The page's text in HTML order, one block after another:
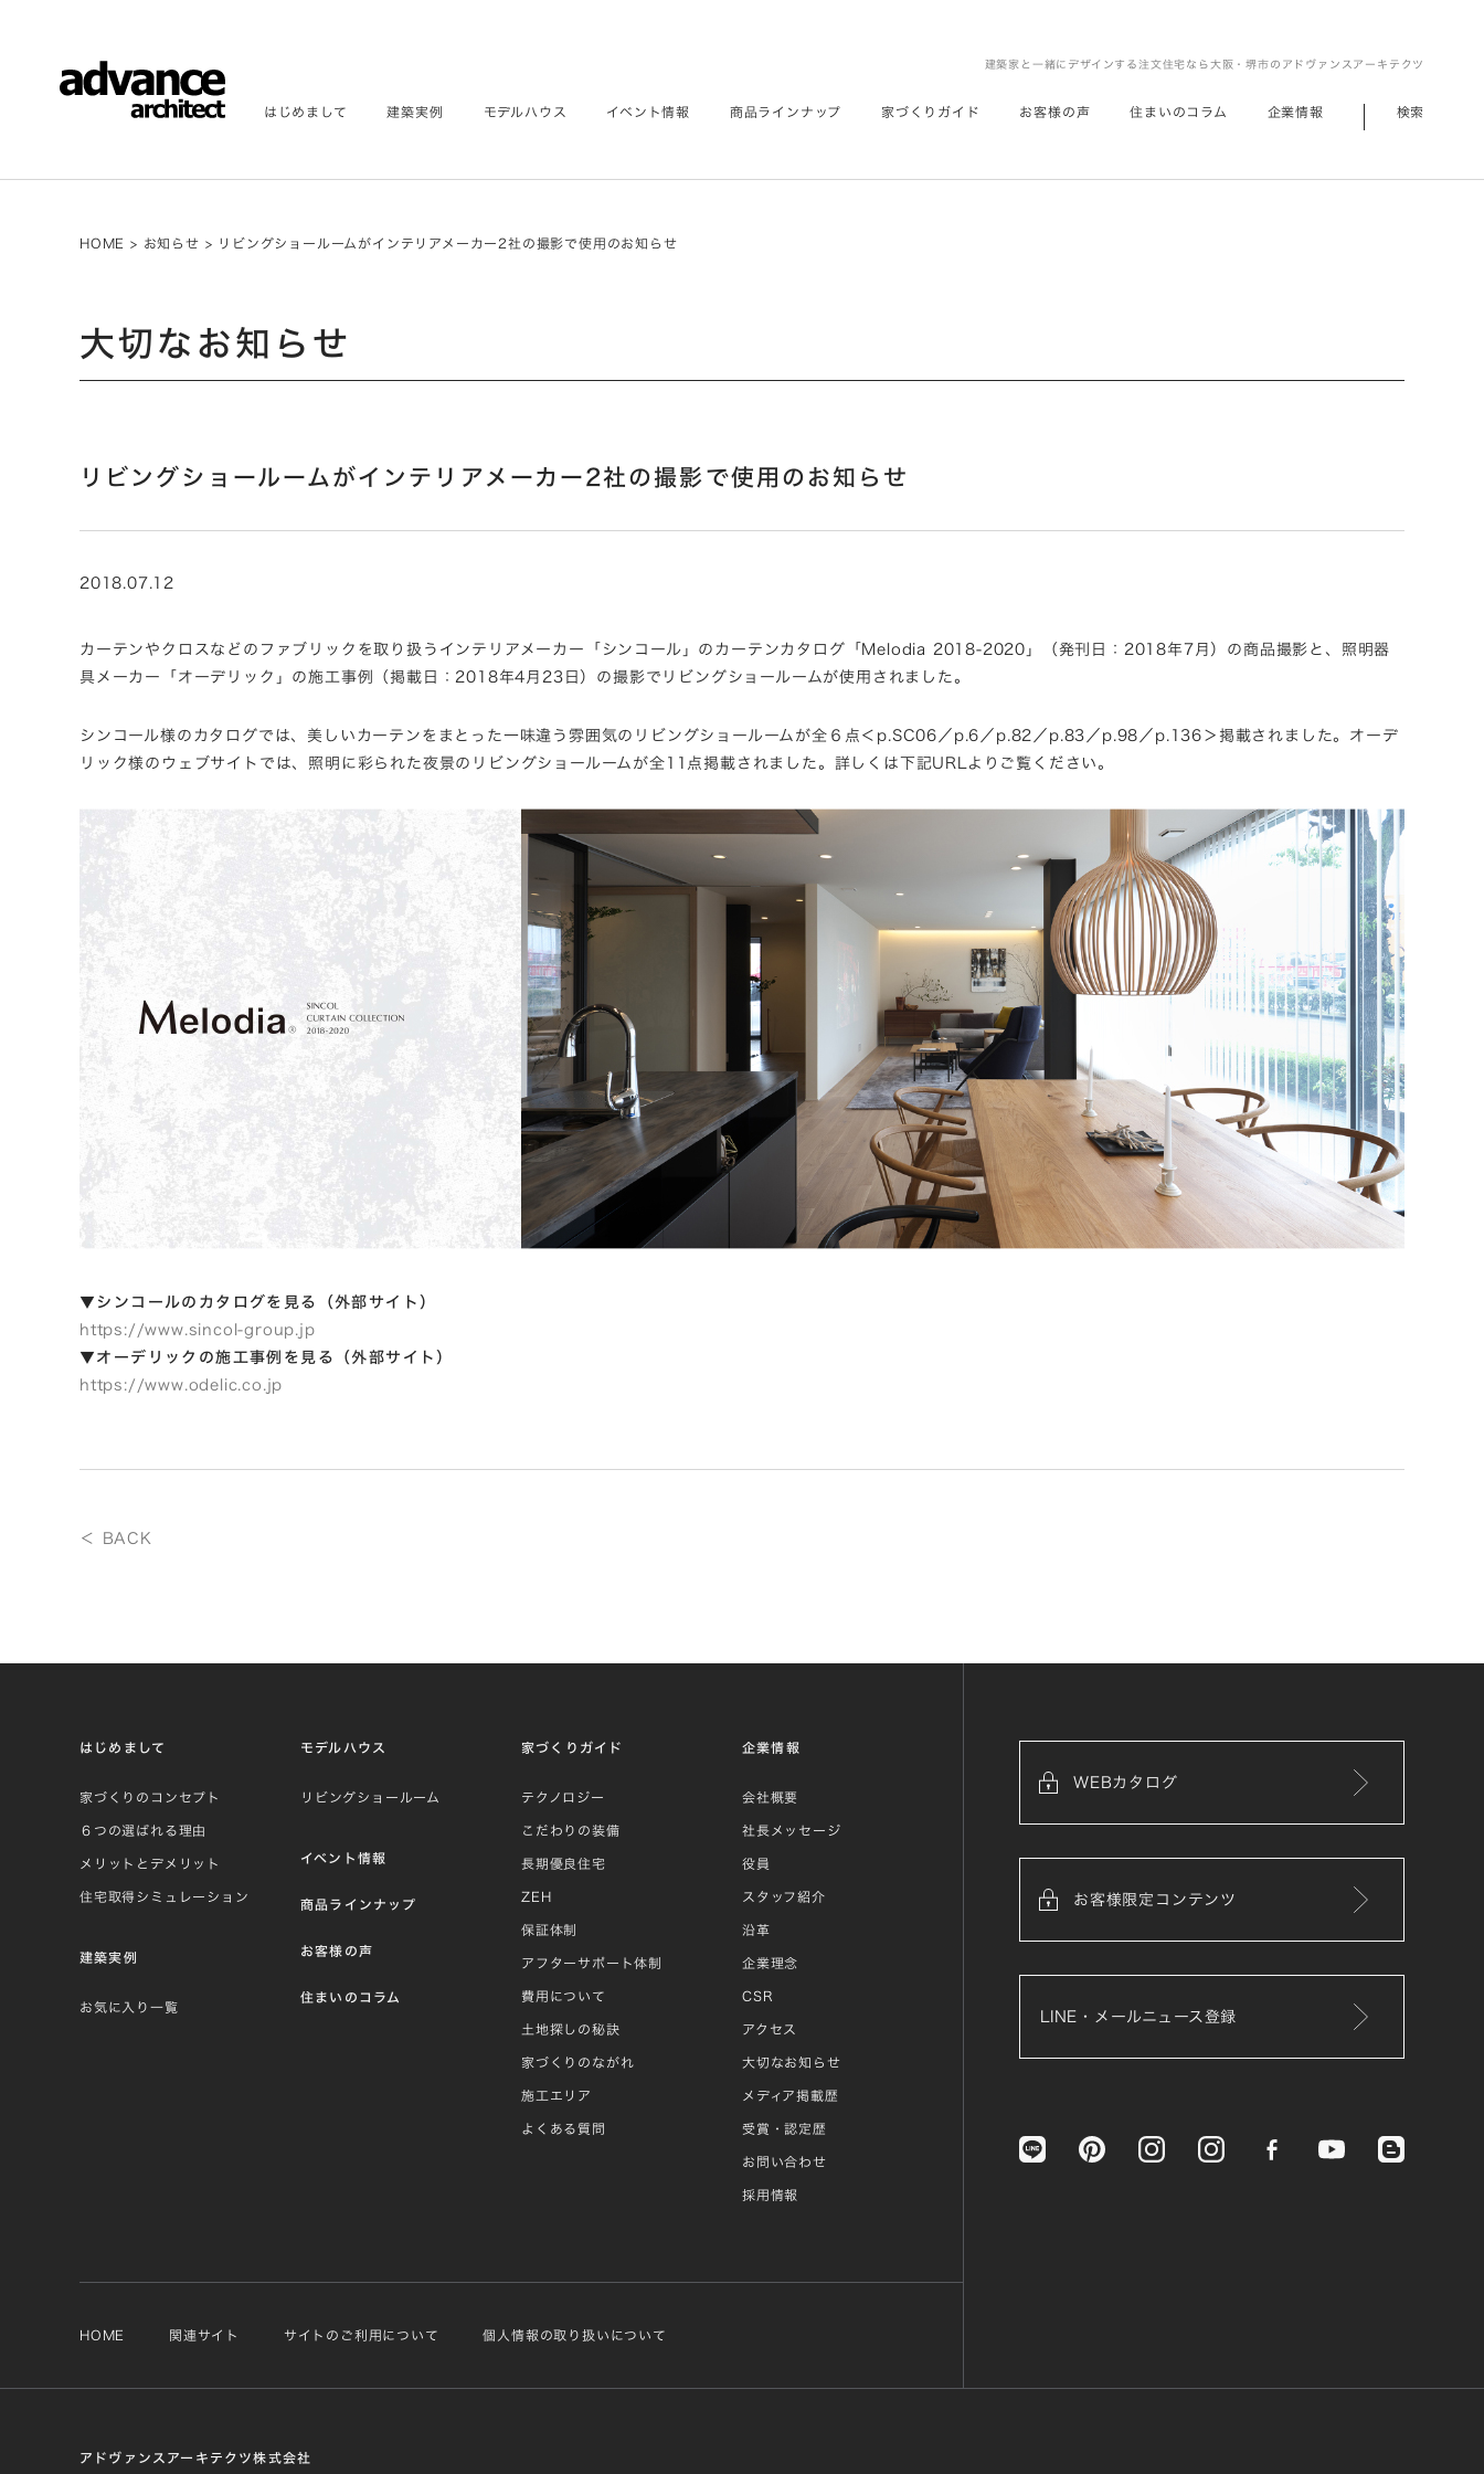
建築家と一緒にデザインする注文住宅なら大阪・堺市のアドヴァンスアーキテクツ
はじめまして 建築実例 モデルハウス イベント情報 商品ラインナップ 家づくりガイド お客様の声 住まいのコラム 企業情報 検索
HOME > お知らせ > リビングショールームがインテリアメーカー2社の撮影で使用のお知らせ
大切なお知らせ
リビングショールームがインテリアメーカー2社の撮影で使用のお知らせ
2018.07.12
カーテンやクロスなどのファブリックを取り扱うインテリアメーカー「シンコール」のカーテンカタログ「Melodia 2018-2020」（発刊日：2018年7月）の商品撮影と、照明器
具メーカー「オーデリック」の施工事例（掲載日：2018年4月23日）の撮影でリビングショールームが使用されました。
シンコール様のカタログでは、美しいカーテンをまとった一味違う雰囲気のリビングショールームが全６点＜p.SC06／p.6／p.82／p.83／p.98／p.136＞掲載されました。オーデ
リック様のウェブサイトでは、照明に彩られた夜景のリビングショールームが全11点掲載されました。詳しくは下記URLよりご覧ください。
▼シンコールのカタログを見る（外部サイト）
https://www.sincol-group.jp
▼オーデリックの施工事例を見る（外部サイト）
https://www.odelic.co.jp
＜ BACK
はじめまして
家づくりのコンセプト
６つの選ばれる理由
メリットとデメリット
住宅取得シミュレーション
建築実例
お気に入り一覧
モデルハウス
リビングショールーム
イベント情報
商品ラインナップ
お客様の声
住まいのコラム
家づくりガイド
テクノロジー
こだわりの装備
長期優良住宅
ZEH
保証体制
アフターサポート体制
費用について
土地探しの秘訣
家づくりのながれ
施工エリア
よくある質問
企業情報
会社概要
社長メッセージ
役員
スタッフ紹介
沿革
企業理念
CSR
アクセス
大切なお知らせ
メディア掲載歴
受賞・認定歴
お問い合わせ
採用情報
HOME 関連サイト サイトのご利用について 個人情報の取り扱いについて
WEBカタログ
お客様限定コンテンツ
LINE・メールニュース登録
アドヴァンスアーキテクツ株式会社